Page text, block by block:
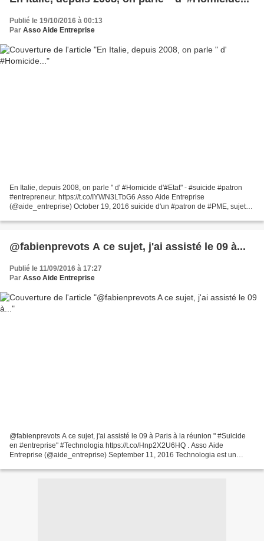
Publié le 19/10/2016 à 00:13
Par Asso Aide Entreprise
En Italie, depuis 2008, on parle " d' #Homicide d'#Etat" - #suicide #patron
#entrepreneur. https://t.co/IYWN3LTbG6 Asso Aide Entreprise
(@aide_entreprise) October 19, 2016 suicide d'un #patron de #PME, sujet
@fabienprevots A ce sujet, j'ai assisté le 09 à...
Publié le 11/09/2016 à 17:27
Par Asso Aide Entreprise
@fabienprevots A ce sujet, j'ai assisté le 09 à Paris à la réunion " #Suicide
en #entreprise" #Technologia https://t.co/Hnp2X2U6HQ . Asso Aide
Entreprise (@aide_entreprise) September 11, 2016 Technologia est un